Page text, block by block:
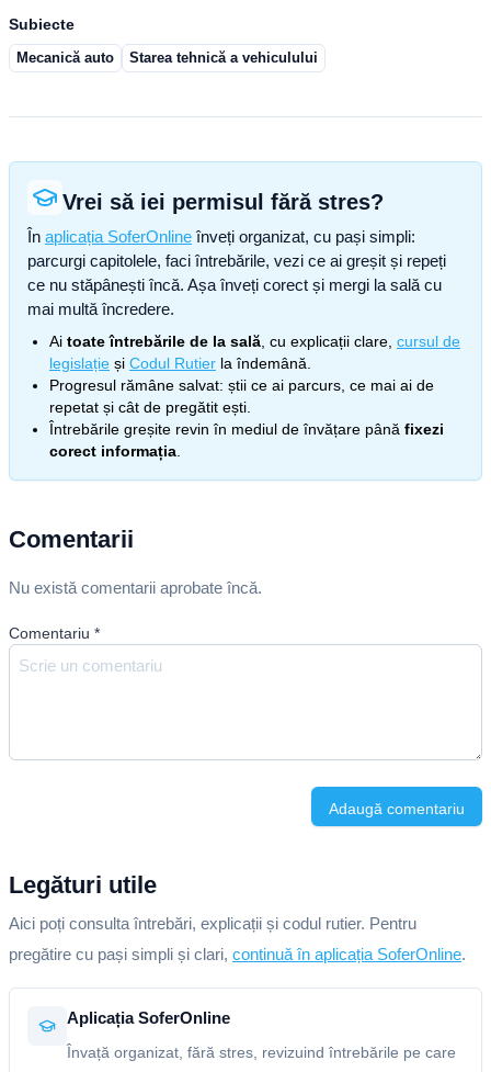
Subiecte
Mecanică auto Starea tehnică a vehiculului
Vrei să iei permisul fără stres?
În aplicația SoferOnline înveți organizat, cu pași simpli:
parcurgi capitolele, faci întrebările, vezi ce ai greșit și repeți
ce nu stăpânești încă. Așa înveți corect și mergi la sală cu
mai multă încredere.
Ai toate întrebările de la sală , cu explicații clare, cursul de
legislație și Codul Rutier la îndemână.
Progresul rămâne salvat: știi ce ai parcurs, ce mai ai de
repetat și cât de pregătit ești.
Întrebările greșite revin în mediul de învățare până fixezi
corect informația
Comentarii
Nu există comentarii aprobate încă.
Comentariu *
Adaugă comentariu
Legături utile
Aici poți consulta întrebări, explicații și codul rutier. Pentru
pregătire cu pași simpli și clari, continuă în aplicația SoferOnline.
Aplicația SoferOnline
Învață organizat, fără stres, revizuind întrebările pe care